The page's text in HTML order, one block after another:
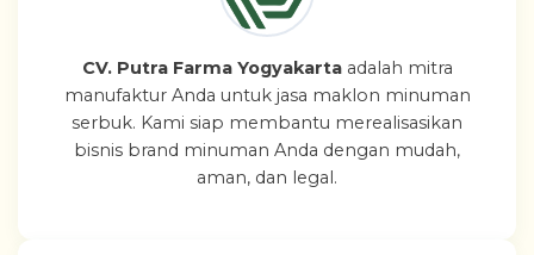
CV. Putra Farma Yogyakartaadalah mitra
manufaktur Anda untuk jasa maklon minuman
serbuk. Kami siap membantu merealisasikan
bisnis brand minuman Anda dengan mudah,
aman, dan legal.